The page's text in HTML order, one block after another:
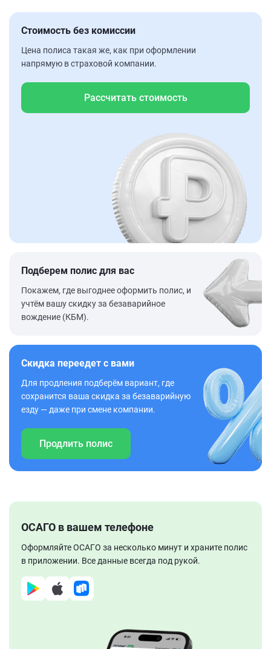
Стоимость без комиссии
Цена полиса такая же, как при оформлении
напрямую в страховой компании.
Рассчитать стоимость
Подберем полис для вас
Покажем, где выгоднее оформить полис, и
учтём вашу скидку за безаварийное
вождение (КБМ).
Скидка переедет с вами
Для продления подберём вариант, где
сохранится ваша скидка за безаварийную
езду — даже при смене компании.
Продлить полис
ОСАГО в вашем телефоне
Оформляйте ОСАГО за несколько минут и храните полис
в приложении. Все данные всегда под рукой.